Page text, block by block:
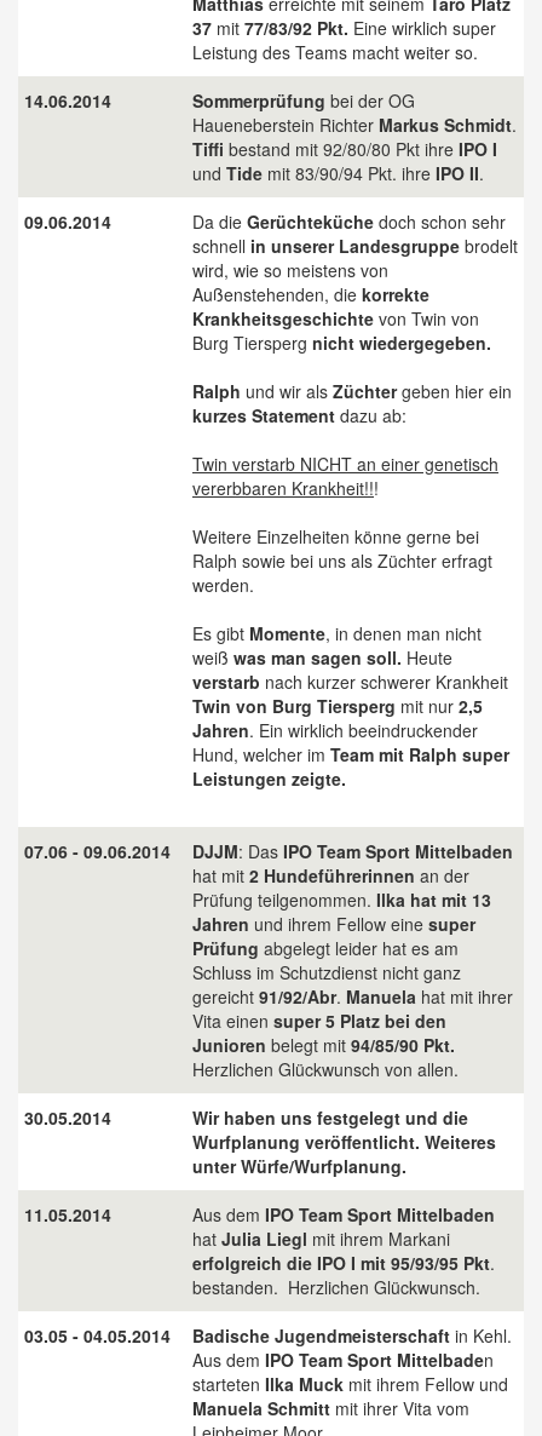
37 mit 77/83/92 Pkt. Eine wirklich super
Leistung des Teams macht weiter so.
14.06.2014
Sommerprüfung bei der OG
Haueneberstein Richter Markus Schmidt.
Tiffi bestand mit 92/80/80 Pkt ihre IPO I
und Tide mit 83/90/94 Pkt. ihre IPO II.
09.06.2014
Da die Gerüchteküche doch schon sehr
schnell in unserer Landesgruppe brodelt
wird, wie so meistens von
Außenstehenden, die korrekte
Krankheitsgeschichte von Twin von
Burg Tiersperg nicht wiedergegeben.
Ralph und wir als Züchtergeben hier ein
kurzes Statement dazu ab:
Twin verstarb NICHT an einer genetisch
vererbbaren Krankheit!!!
Weitere Einzelheiten könne gerne bei
Ralph sowie bei uns als Züchter erfragt
werden.
Es gibt Momente, in denen man nicht
weiß was man sagen soll. Heute
verstarb nach kurzer schwerer Krankheit
Twin von Burg Tiersperg mit nur 2,5
Jahren. Ein wirklich beeindruckender
Hund, welcher im Team mit Ralph super
Leistungen zeigte.
07.06 - 09.06.2014 DJJM: Das IPO Team Sport Mittelbaden
hat mit 2 Hundeführerinnen an der
Prüfung teilgenommen. Ilka hat mit 13
Jahren und ihrem Fellow eine super
Prüfung abgelegt leider hat es am
Schluss im Schutzdienst nicht ganz
gereicht 91/92/Abr. Manuela hat mit ihrer
Vita einen super 5 Platz bei den
Junioren belegt mit 94/85/90 Pkt.
Herzlichen Glückwunsch von allen.
30.05.2014
Wir haben uns festgelegt und die
Wurfplanung veröffentlicht. Weiteres
unter Würfe/Wurfplanung.
11.05.2014
Aus dem IPO Team Sport Mittelbaden
hat Julia Liegl mit ihrem Markani
erfolgreich die IPO I mit 95/93/95 Pkt.
bestanden. Herzlichen Glückwunsch.
03.05 - 04.05.2014
Badische Jugendmeisterschaft in Kehl.
Aus dem IPO Team Sport Mittelbaden
starteten Ilka Muck mit ihrem Fellow und
Manuela Schmitt mit ihrer Vita vom